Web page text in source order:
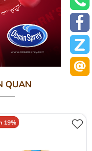
QUAN
19%